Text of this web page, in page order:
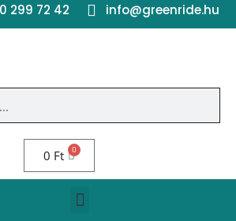
299 72 42 info@greenride.hu
0 Ft 0